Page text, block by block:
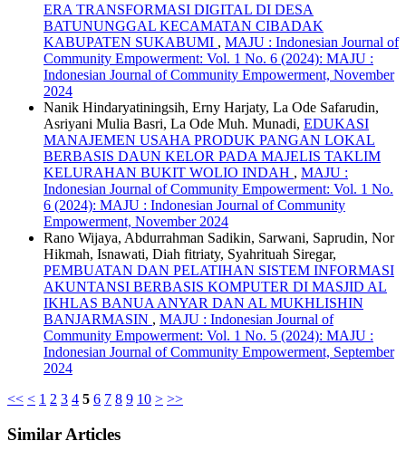
ERA TRANSFORMASI DIGITAL DI DESA
BATUNUNGGAL KECAMATAN CIBADAK
KABUPATEN SUKABUMI , MAJU : Indonesian Journal of
Community Empowerment: Vol. 1 No. 6 (2024): MAJU :
Indonesian Journal of Community Empowerment, November
2024
Nanik Hindaryatiningsih, Erny Harjaty, La Ode Safarudin,
Asriyani Mulia Basri, La Ode Muh. Munadi, EDUKASI
MANAJEMEN USAHA PRODUK PANGAN LOKAL
BERBASIS DAUN KELOR PADA MAJELIS TAKLIM
KELURAHAN BUKIT WOLIO INDAH , MAJU :
Indonesian Journal of Community Empowerment: Vol. 1 No.
6 (2024): MAJU : Indonesian Journal of Community
Empowerment, November 2024
Rano Wijaya, Abdurrahman Sadikin, Sarwani, Saprudin, Nor
Hikmah, Isnawati, Diah fitriaty, Syahrituah Siregar,
PEMBUATAN DAN PELATIHAN SISTEM INFORMASI
AKUNTANSI BERBASIS KOMPUTER DI MASJID AL
IKHLAS BANUA ANYAR DAN AL MUKHLISHIN
BANJARMASIN , MAJU : Indonesian Journal of
Community Empowerment: Vol. 1 No. 5 (2024): MAJU :
Indonesian Journal of Community Empowerment, September
2024
<< < 1 2 3 4 5 6 7 8 9 10 > >>
Similar Articles